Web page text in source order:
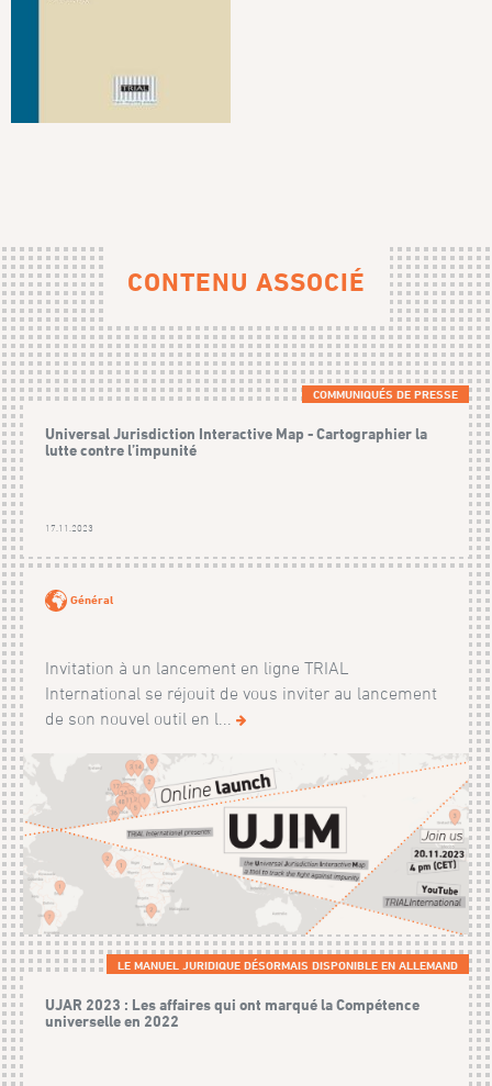
CONTENU ASSOCIÉ
COMMUNIQUÉS DE PRESSE
Universal Jurisdiction Interactive Map - Cartographier la
lutte contre l’impunité
17.11.2023
Général
Invitation à un lancement en ligne TRIAL
International se réjouit de vous inviter au lancement
de son nouvel outil en l...
LE MANUEL JURIDIQUE DÉSORMAIS DISPONIBLE EN ALLEMAND
UJAR 2023 : Les affaires qui ont marqué la Compétence
universelle en 2022